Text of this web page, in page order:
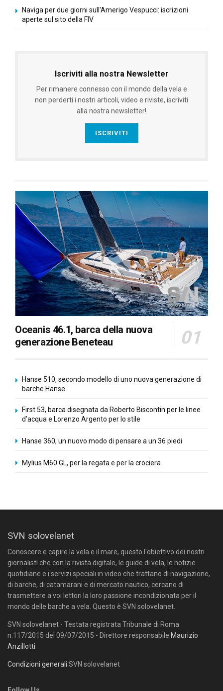
Naviga per due giorni sull'Amerigo Vespucci: iscrizioni
aperte sul sito della FIV
Iscriviti alla nostra Newsletter
Per rimanere connesso con il mondo della vela e
non perderti i nostri articoli, video e riviste, iscriviti
alla nostra newsletter!
ISCRIVITI
Oceanis 46.1, barca della nuova
generazione Beneteau
Hanse 510, secondo modello di uno nuova generazione di
barche Hanse
First 53, barca disegnata da Roberto Biscontin per le linee
d’acqua e Lorenzo Argento per lo stile
Hanse 360, un nuovo modo di pensare a un 36 piedi
Mylius M60 GL, per la regata e per la crociera
SVN solovelanet
Conoscere e capire la vela e il mare, questo l'obiettivo dei nostri
giornalisti che con la rivista digitale, le guide di vela, le notizie
quotidiane e i servizi speciali in video che trattano di navigazione,
di barche, di catamarani e di mercato nautico, cercano di
trasmettere a voi lettori la loro passione incondizionata per il
mondo delle barche a vela. Questo è SVN solovelanet.
SVN solovelanet - Testata registrata Tribunale di Roma
n.117/2015 del 09/07/2015 - Direttore responsabile Maurizio
Anzillotti
Condizioni generali SVN solovelanet